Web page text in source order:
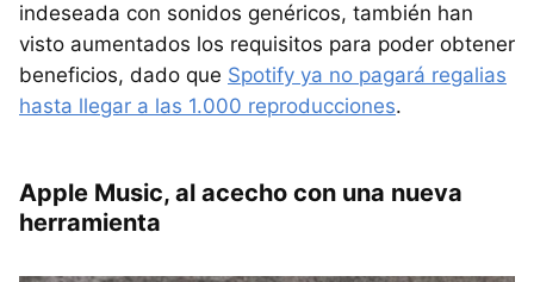
indeseada con sonidos genéricos, también han
visto aumentados los requisitos para poder obtener
beneficios, dado que Spotify ya no pagará regalias
hasta llegar a las 1.000 reproducciones.
Apple Music, al acecho con una nueva
herramienta